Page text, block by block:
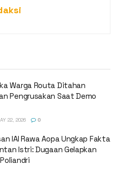
Warga Routa Ditahan
Pengrusakan Saat Demo
22, 2026 0
IAI Rawa Aopa Ungkap Fakta
Istri: Dugaan Gelapkan